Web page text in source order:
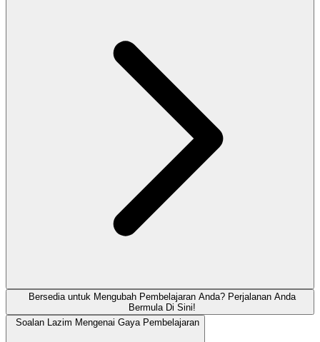
Bersedia untuk Mengubah Pembelajaran Anda? Perjalanan Anda
Bermula Di Sini!
Soalan Lazim Mengenai Gaya Pembelajaran